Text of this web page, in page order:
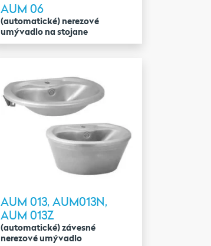
AUM 06
(automatické) nerezové
umývadlo na stojane
AUM 013, AUM013N,
AUM 013Z
(automatické) závesné
nerezové umývadlo